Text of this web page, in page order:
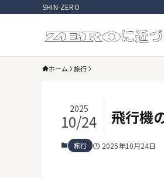
SHIN-ZERO
ホーム 旅行
飛行機
2025
10/24
旅行 2025年10月24日